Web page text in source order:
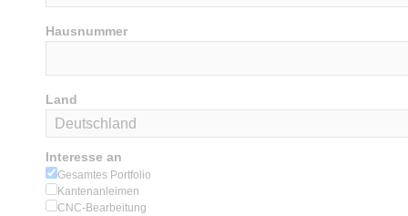
Hausnummer
Land
Interesse an
Gesamtes Portfolio
Kantenanleimen
CNC-Bearbeitung